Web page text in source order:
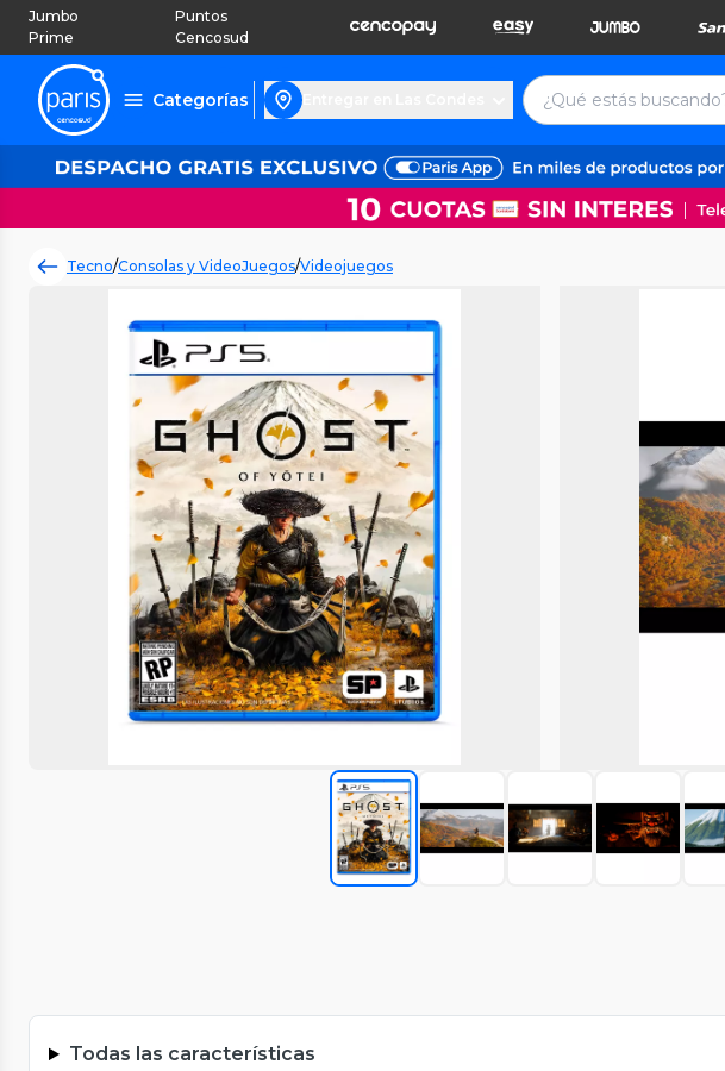
Jumbo
Prime
Puntos
Cencosud
Categorías
Tecno/Consolas y VideoJuegos/Videojuegos
Todas las características